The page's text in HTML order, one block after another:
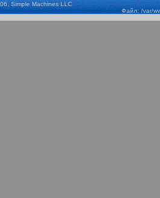
Simple Machines LLC
Файл: /var/